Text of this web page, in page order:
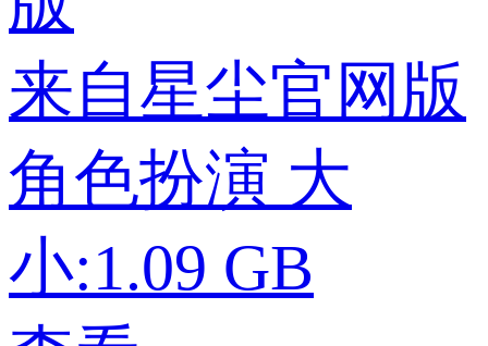
来自星尘官网版
角色扮演 大
小:1.09 GB